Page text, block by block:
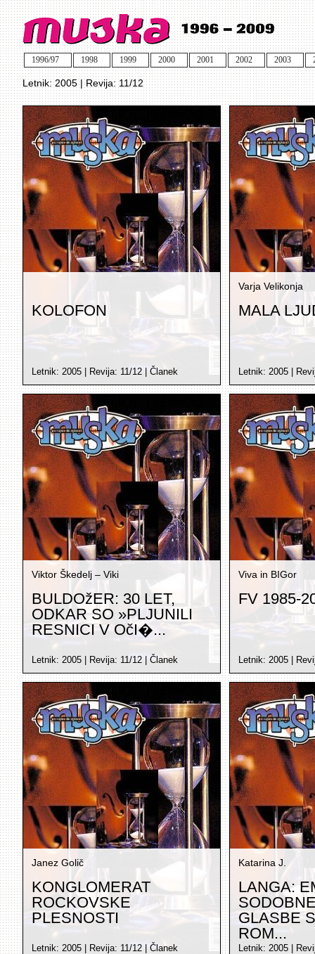
1996/97 1998 1999 2000 2001 2002 2003
Letnik: 2005 | Revija: 11/12
KOLOFON
Letnik: 2005 | Revija: 11/12 Članek
Varja Velikonja
MALA
Letnik: 2005 |
Viktor Škedelj – Viki
BULDOžER: 30 LET,
ODKAR SO »PLJUNILI
RESNICI V OčI�...
Letnik: 2005 | Revija: 11/12 Članek
Viva in BIGor
FV 1985-
Letnik: 2005 |
Janez Golič
KONGLOMERAT
ROCKOVSKE
PLESNOSTI
Letnik: 2005 | Revija: 11/12 Članek
Katarina J.
LANGA:
GLASBE
ROM...
Letnik: 2005 |